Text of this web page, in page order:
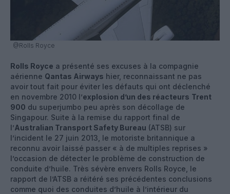
@Rolls Royce
Rolls Royce a présenté ses excuses à la compagnie
aérienne Qantas Airways hier, reconnaissant ne pas
avoir tout fait pour éviter les défauts qui ont déclenché
en novembre 2010 l’explosion d’un des réacteurs Trent
900 du superjumbo peu après son décollage de
Singapour. Suite à la remise du rapport final de
l’Australian Transport Safety Bureau (ATSB) sur
l’incident le 27 juin 2013, le motoriste britannique a
reconnu avoir laissé passer « à de multiples reprises »
l’occasion de détecter le problème de construction de
conduite d’huile. Très sévère envers Rolls Royce, le
rapport de l’ATSB a réitéré ses précédentes conclusions
comme quoi des conduites d’huile à l’intérieur du